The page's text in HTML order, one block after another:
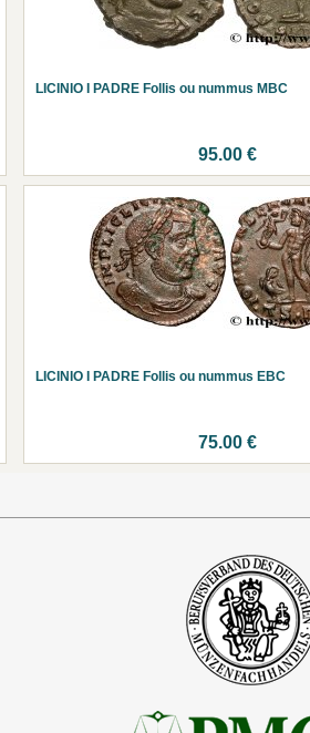
LICINIO I PADRE Follis ou nummus MBC
95.00 €
LICINIO I PADRE Follis ou nummus EBC
75.00 €